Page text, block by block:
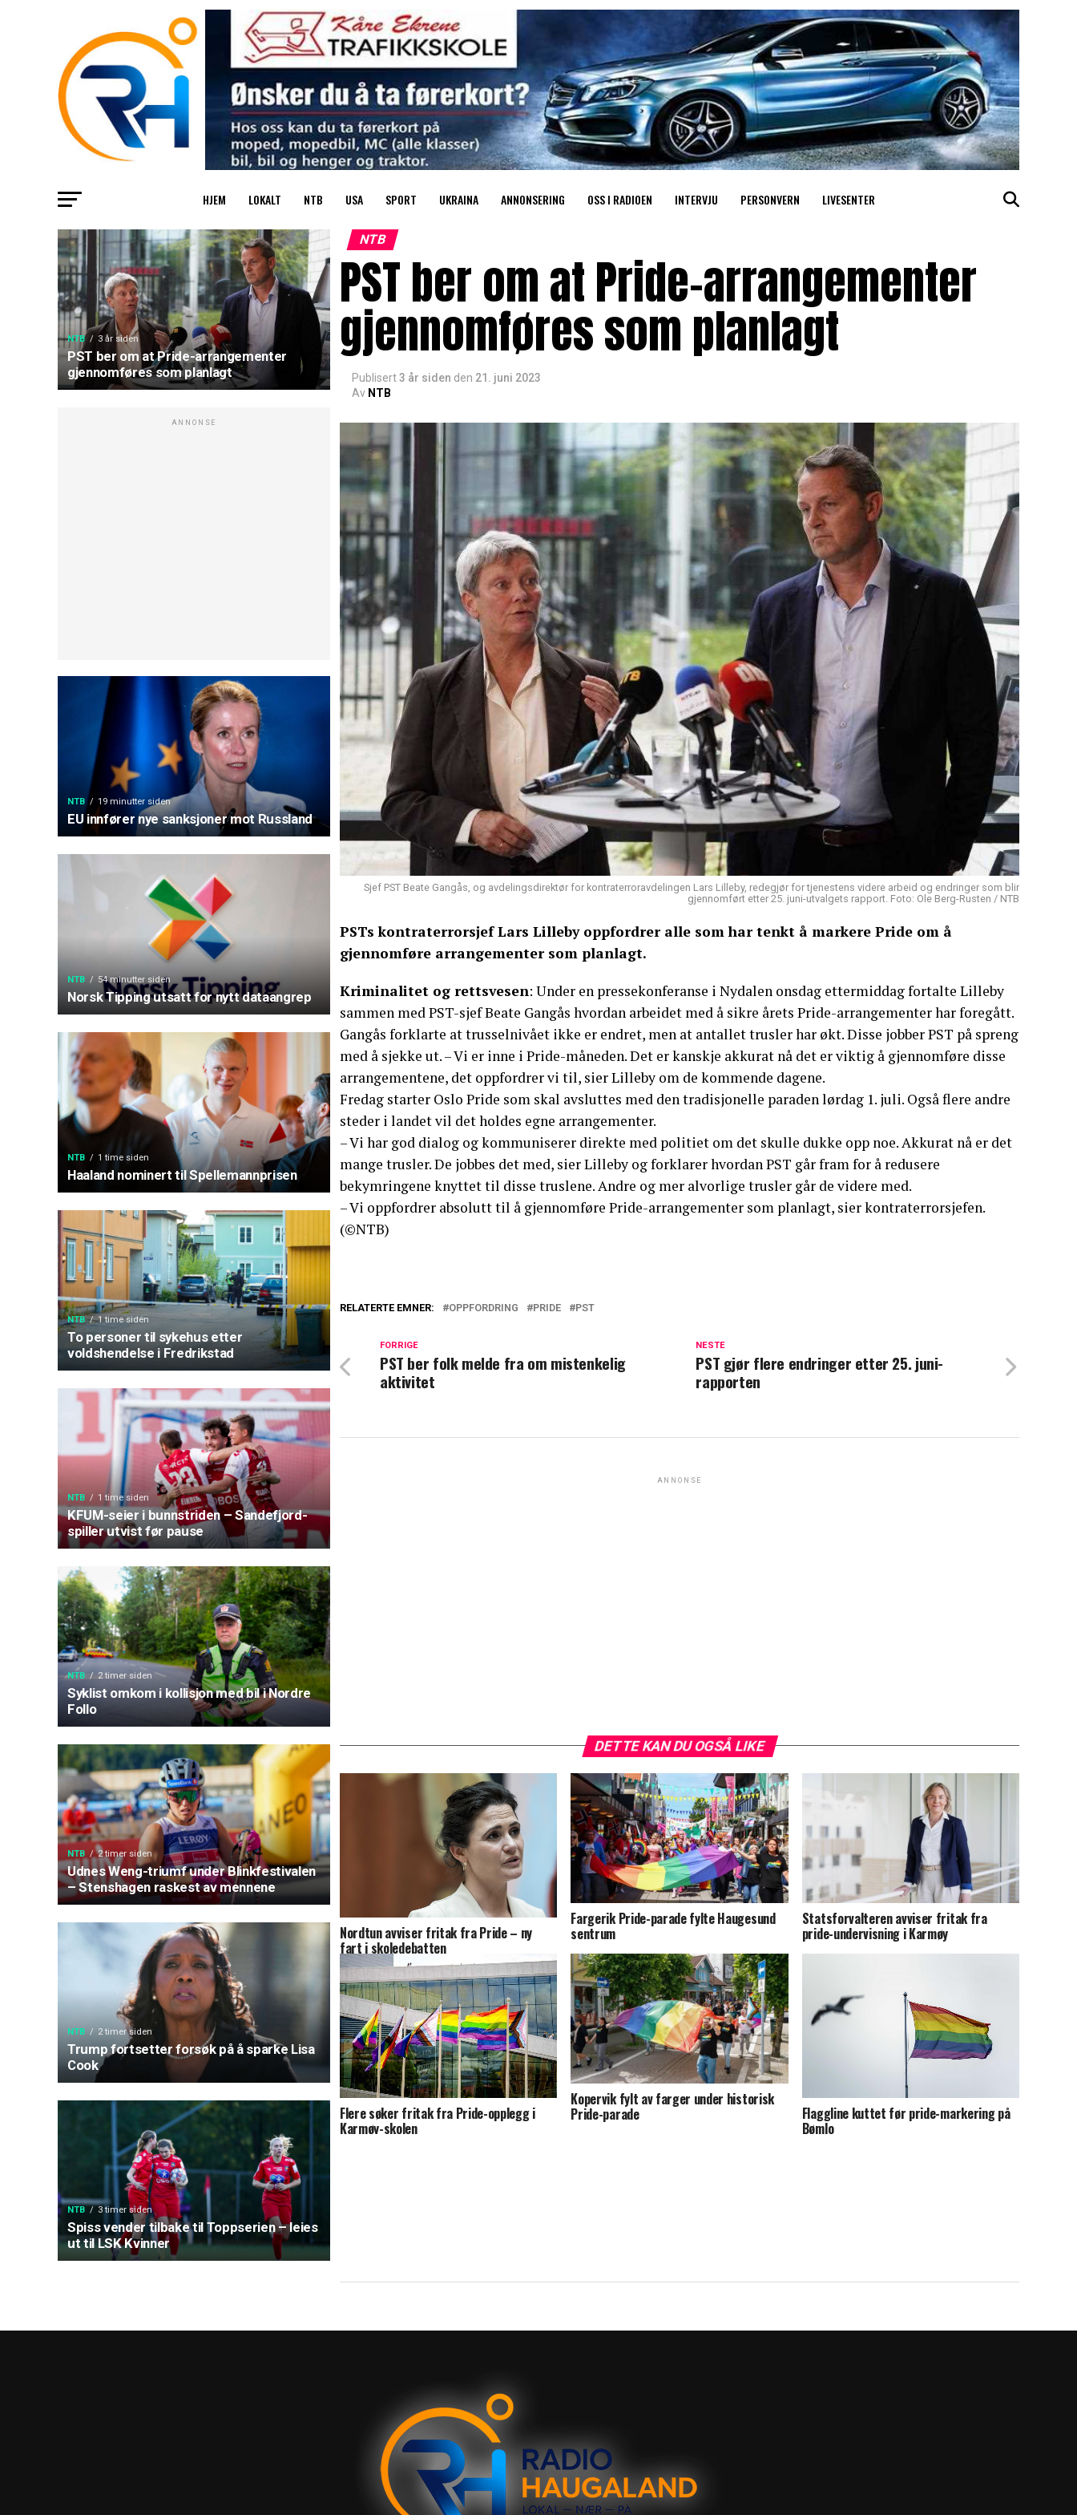
HJEM LOKALT NTB USA SPORT UKRAINA ANNONSERING OSS I RADIOEN INTERVJU PERSONVERN LIVESENTER
NTB 3 år siden
PST ber om at Pride-arrangementer
gjennomføres som planlagt
ANNONSE
NTB 19 minutter siden
EU innfører nye sanksjoner mot Russland
NTB 54 minutter siden
Norsk Tipping utsatt for nytt dataangrep
NTB 1 time siden
Haaland nominert til Spellemannprisen
NTB 1 time siden
To personer til sykehus etter
voldshendelse i Fredrikstad
NTB 1 time siden
KFUM-seier i bunnstriden – Sandefjord-
spiller utvist før pause
NTB 2 timer siden
Syklist omkom i kollisjon med bil i Nordre
Follo
NTB 2 timer siden
Udnes Weng-triumf under Blinkfestivalen
– Stenshagen raskest av mennene
NTB 2 timer siden
Trump fortsetter forsøk på å sparke Lisa
Cook
NTB 3 timer siden
Spiss vender tilbake til Toppserien – leies
ut til LSK Kvinner
NTB
PST ber om at Pride-arrangementer
gjennomføres som planlagt
Publisert3 år siden den 21. juni 2023
Av NTB
Sjef PST Beate Gangås, og avdelingsdirektør for kontraterroravdelingen Lars Lilleby, redegjør for tjenestens videre arbeid og endringer som blir
gjennomført etter 25. juni-utvalgets rapport. Foto: Ole Berg-Rusten / NTB
PSTs kontraterrorsjef Lars Lilleby oppfordrer alle som har tenkt å markere Pride om å
gjennomføre arrangementer som planlagt.
Kriminalitet og rettsvesen: Under en pressekonferanse i Nydalen onsdag ettermiddag fortalte Lilleby
sammen med PST-sjef Beate Gangås hvordan arbeidet med å sikre årets Pride-arrangementer har foregått.
Gangås forklarte at trusselnivået ikke er endret, men at antallet trusler har økt. Disse jobber PST på spreng
med å sjekke ut. – Vi er inne i Pride-måneden. Det er kanskje akkurat nå det er viktig å gjennomføre disse
arrangementene, det oppfordrer vi til, sier Lilleby om de kommende dagene.
Fredag starter Oslo Pride som skal avsluttes med den tradisjonelle paraden lørdag 1. juli. Også flere andre
steder i landet vil det holdes egne arrangementer.
– Vi har god dialog og kommuniserer direkte med politiet om det skulle dukke opp noe. Akkurat nå er det
mange trusler. De jobbes det med, sier Lilleby og forklarer hvordan PST går fram for å redusere
bekymringene knyttet til disse truslene. Andre og mer alvorlige trusler går de videre med.
– Vi oppfordrer absolutt til å gjennomføre Pride-arrangementer som planlagt, sier kontraterrorsjefen.
(©NTB)
RELATERTE EMNER: OPPFORDRING PRIDE PST
NESTE
PST gjør flere endringer etter 25. juni-
rapporten
FORRIGE
PST ber folk melde fra om mistenkelig
aktivitet
ANNONSE
DETTE KAN DU OGSÅ LIKE
Nordtun avviser fritak fra Pride – ny
fart i skoledebatten
Fargerik Pride-parade fylte Haugesund
sentrum
Statsforvalteren avviser fritak fra
pride-undervisning i Karmøy
Flere søker fritak fra Pride-opplegg i
Karmøy-skolen
Kopervik fylt av farger under historisk
Pride-parade Flaggline kuttet før pride-markering på
Bømlo